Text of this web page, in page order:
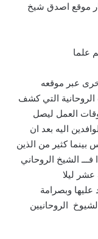
موقع اصدق شيخ
علما
عبر موقعه
الروحانية التي كشف
العمل ليصل
اليه بعد ان
كثير من الذين
الشيخ الروحاني
عشر ليلا
وبصرامة
الروحانيين